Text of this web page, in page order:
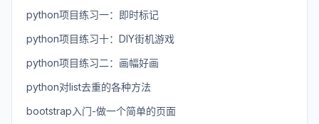
python项目练习一：即时标记
python项目练习十：DIY街机游戏
python项目练习二：画幅好画
python对list去重的各种方法
bootstrap入门-做一个简单的页面